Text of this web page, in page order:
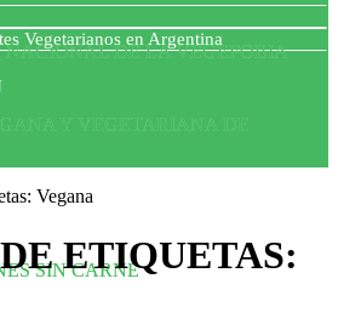
NACIONAL DE LA VEGEFOBIA
Y VEGETARIANA DE
SIN CARNE
Vegetarianos en Argentina
Vegana
ETIQUETAS: